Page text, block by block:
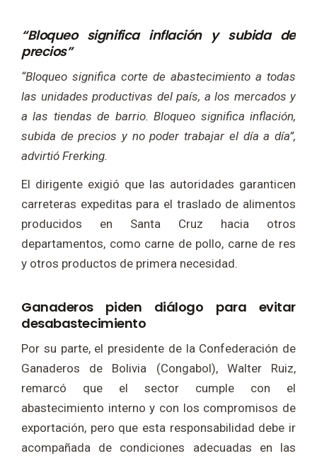
“Bloqueo significa inflación y subida de
precios”
“Bloqueo significa corte de abastecimiento a todas
las unidades productivas del país, a los mercados y
a las tiendas de barrio. Bloqueo significa inflación,
subida de precios y no poder trabajar el día a día”,
advirtió Frerking.
El dirigente exigió que las autoridades garanticen
carreteras expeditas para el traslado de alimentos
producidos en Santa Cruz hacia otros
departamentos, como carne de pollo, carne de res
y otros productos de primera necesidad.
Ganaderos piden diálogo para evitar
desabastecimiento
Por su parte, el presidente de la Confederación de
Ganaderos de Bolivia (Congabol), Walter Ruiz,
remarcó que el sector cumple con el
abastecimiento interno y con los compromisos de
exportación, pero que esta responsabilidad debe ir
acompañada de condiciones adecuadas en las